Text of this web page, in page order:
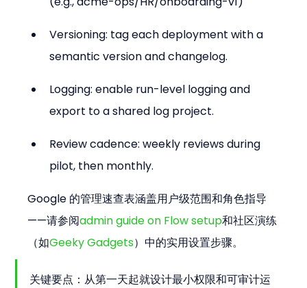
Versioning: tag each deployment with a
semantic version and changelog.
Logging: enable run-level logging and
export to a shared log project.
Review cadence: weekly reviews during
pilot, then monthly.
Google 的管理速查表涵盖用户级范围和角色指导
——请参阅admin guide on Flow setup和社区演练
（如Geeky Gadgets）中的实用设置步骤。
关键要点：从第一天起就设计最小权限和可审计运